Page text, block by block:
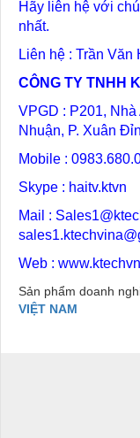
Hãy liên hệ với
nhất.
Liên hệ : Trần Văn
CÔNG TY TNHH
VPGD : P201,
Nhuận, P. Xuân
Mobile :
Skype : haitv.ktvn
Mail :
Web :
Sản phẩm doanh
VIỆT NAM